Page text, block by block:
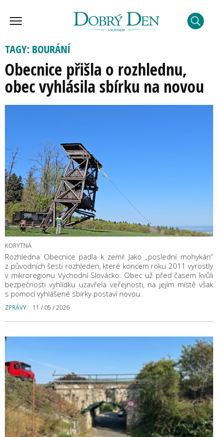
TAGY: BOURÁNÍ
Obecnice přišla o rozhlednu,
obec vyhlásila sbírku na novou
KORYTNÁ
Rozhledna Obecnice padla k zemi! Jako „poslední mohykán“
z původních šesti rozhleden, které koncem roku 2011 vyrostly
v mikroregionu Východní Slovácko. Obec už před časem kvůli
bezpečnosti vyhlídku uzavřela veřejnosti, na jejím místě však
s pomocí vyhlášené sbírky postaví novou.
ZPRÁVY 11 / 05 / 2026